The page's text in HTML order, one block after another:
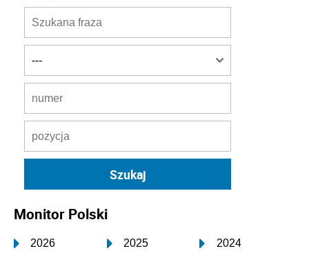
Monitor Polski
2026 2025 2024